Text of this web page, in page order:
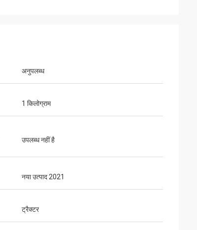
अनुपलब्ध
1 किलोग्राम
उपलब्ध नहीं है
नया उत्पाद 2021
ट्रैक्टर